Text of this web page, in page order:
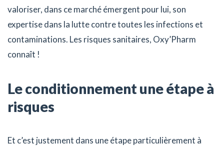
valoriser, dans ce marché émergent pour lui, son
expertise dans la lutte contre toutes les infections et
contaminations. Les risques sanitaires, Oxy’Pharm
connaît !
Le conditionnement une étape à
risques
Et c’est justement dans une étape particulièrement à